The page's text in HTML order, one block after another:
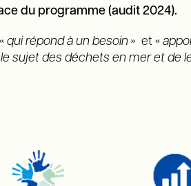
du programme (audit 2024).
qui répond à un besoin » et «
sujet des déchets en mer et de